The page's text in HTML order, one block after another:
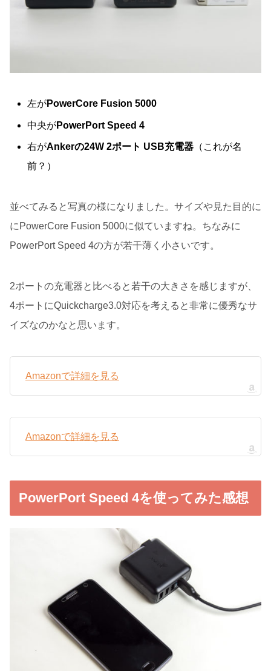
左がPowerCore Fusion 5000
中央がPowerPort Speed 4
右がAnkerの24W 2ポート USB充電器 （これが名
前？）
並べてみると写真の様になりました。サイズや見た目的に
にPowerCore Fusion 5000に似ていますね。ちなみに
PowerPort Speed 4の方が若干薄く小さいです。
2ポートの充電器と比べると若干の大きさを感じますが、
4ポートにQuickcharge3.0対応を考えると非常に優秀なサ
イズなのかなと思います。
Amazonで詳細を見る
Amazonで詳細を見る
PowerPort Speed 4を使ってみた感想